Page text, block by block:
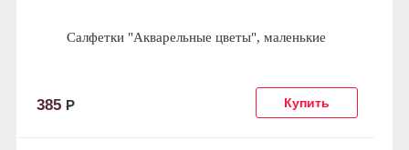
Салфетки "Акварельные цветы", маленькие
385 Р